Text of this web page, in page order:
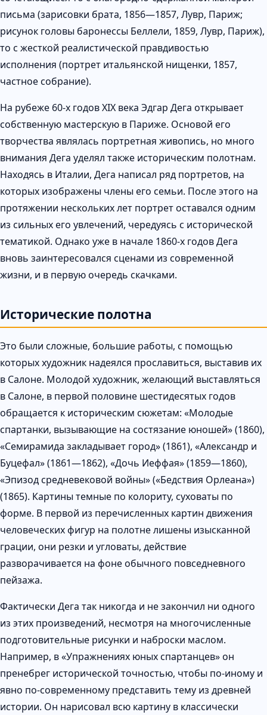
письма (зарисовки брата, 1856—1857, Лувр, Париж;
рисунок головы баронессы Беллели, 1859, Лувр, Париж),
то с жесткой реалистической правдивостью
исполнения (портрет итальянской нищенки, 1857,
частное собрание).
На рубеже 60-х годов XIX века Эдгар Дега открывает
собственную мастерскую в Париже. Основой его
творчества являлась портретная живопись, но много
внимания Дега уделял также историческим полотнам.
Находясь в Италии, Дега написал ряд портретов, на
которых изображены члены его семьи. После этого на
протяжении нескольких лет портрет оставался одним
из сильных его увлечений, чередуясь с исторической
тематикой. Однако уже в начале 1860-х годов Дега
вновь заинтересовался сценами из современной
жизни, и в первую очередь скачками.
Исторические полотна
Это были сложные, большие работы, с помощью
которых художник надеялся прославиться, выставив их
в Салоне. Молодой художник, желающий выставляться
в Салоне, в первой половине шестидесятых годов
обращается к историческим сюжетам: «Молодые
спартанки, вызывающие на состязание юношей» (1860),
«Семирамида закладывает город» (1861), «Александр и
Буцефал» (1861—1862), «Дочь Иеффая» (1859—1860),
«Эпизод средневековой войны» («Бедствия Орлеана»)
(1865). Картины темные по колориту, суховаты по
форме. В первой из перечисленных картин движения
человеческих фигур на полотне лишены изысканной
грации, они резки и угловаты, действие
разворачивается на фоне обычного повседневного
пейзажа.
Фактически Дега так никогда и не закончил ни одного
из этих произведений, несмотря на многочисленные
подготовительные рисунки и наброски маслом.
Например, в «Упражнениях юных спартанцев» он
пренебрег исторической точностью, чтобы по-иному и
явно по-современному представить тему из древней
истории. Он нарисовал всю картину в классически